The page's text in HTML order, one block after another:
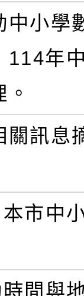
中小學
114年
關訊息
市中
間與